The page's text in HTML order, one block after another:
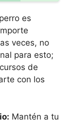
es
veces, no
para esto;
de
con los
Mantén a tu